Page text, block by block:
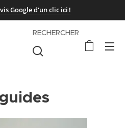
Google d'un clic ici !
RECHERCHER